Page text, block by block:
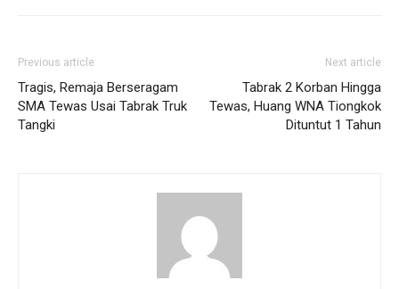
Previous article
Tragis, Remaja Berseragam
SMA Tewas Usai Tabrak Truk
Tangki
Next article
Tabrak 2 Korban Hingga
Tewas, Huang WNA Tiongkok
Dituntut 1 Tahun